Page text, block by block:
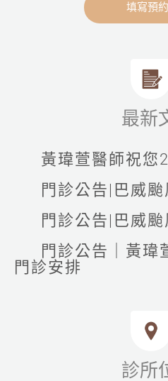
填寫預
最新
黃瑋萱醫師祝您
門診公告|巴威
門診公告|巴威
門診公告｜黃瑋
門診安排
診所